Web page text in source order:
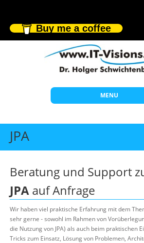
Buy me a coffee
MENU
Start
Individuelle Schulungen
Offene Seminare
Wissen
Über uns
JPA
Beratung und Support
JPA auf Anfrage
Wir haben viel praktische Erfahrung mit dem
sehr gerne - sowohl im Rahmen von
die Nutzung von JPA) als auch beim praktischen
Tricks zum Einsatz, Lösung von Problemen,